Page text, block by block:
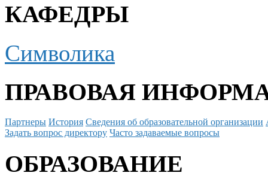
КАФЕДРЫ
Символика
ПРАВОВАЯ
Партнеры История Сведения об образовательной организации
Задать вопрос директору Часто задаваемые вопросы
ОБРАЗОВАНИЕ